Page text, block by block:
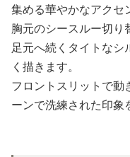
集める華やかなアクセ
胸元のシースルー切り
足元へ続くタイトなシ
く描きます。
フロントスリットで動
ーンで洗練された印象